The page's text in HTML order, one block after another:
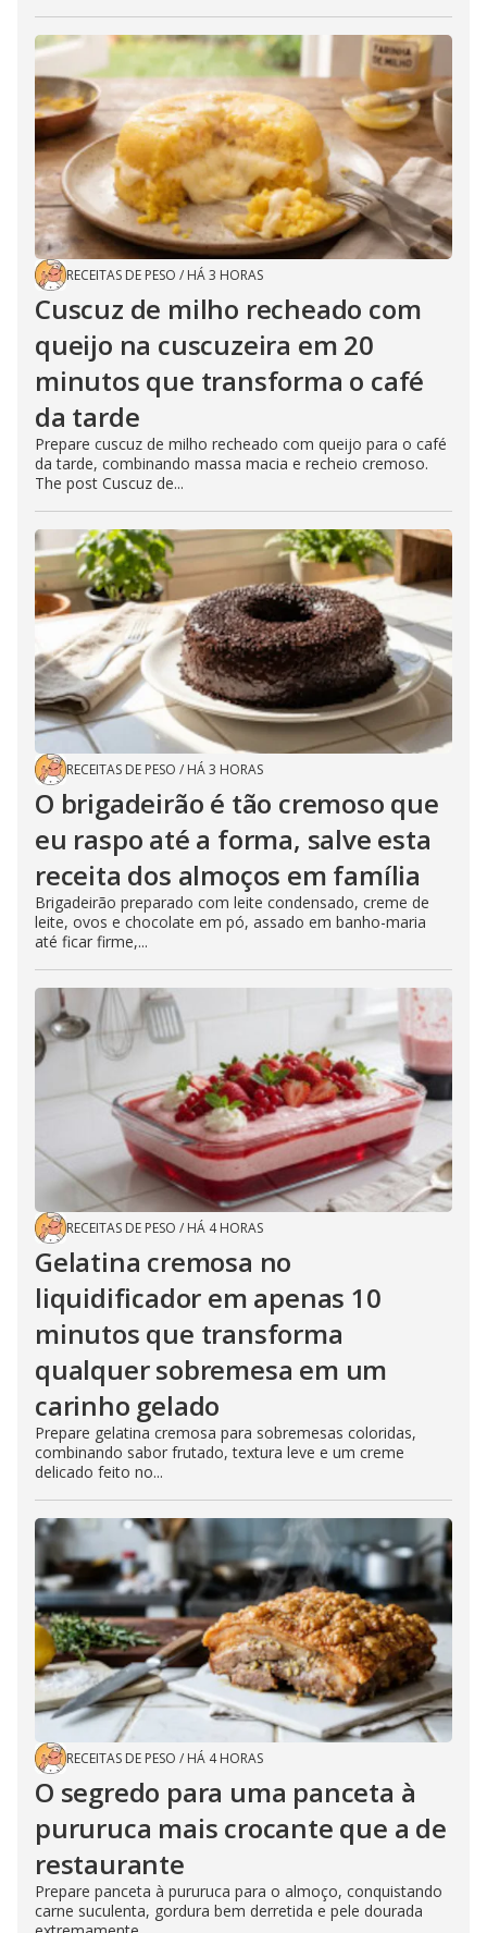
RECEITAS DE PESO / HÁ 3 HORAS
Cuscuz de milho recheado com
queijo na cuscuzeira em 20
minutos que transforma o café
da tarde
Prepare cuscuz de milho recheado com queijo para o café
da tarde, combinando massa macia e recheio cremoso.
The post Cuscuz de...
RECEITAS DE PESO / HÁ 3 HORAS
O brigadeirão é tão cremoso que
eu raspo até a forma, salve esta
receita dos almoços em família
Brigadeirão preparado com leite condensado, creme de
leite, ovos e chocolate em pó, assado em banho-maria
até ficar firme,...
RECEITAS DE PESO / HÁ 4 HORAS
Gelatina cremosa no
liquidificador em apenas 10
minutos que transforma
qualquer sobremesa em um
carinho gelado
Prepare gelatina cremosa para sobremesas coloridas,
combinando sabor frutado, textura leve e um creme
delicado feito no...
RECEITAS DE PESO / HÁ 4 HORAS
O segredo para uma panceta à
pururuca mais crocante que a de
restaurante
Prepare panceta à pururuca para o almoço, conquistando
carne suculenta, gordura bem derretida e pele dourada